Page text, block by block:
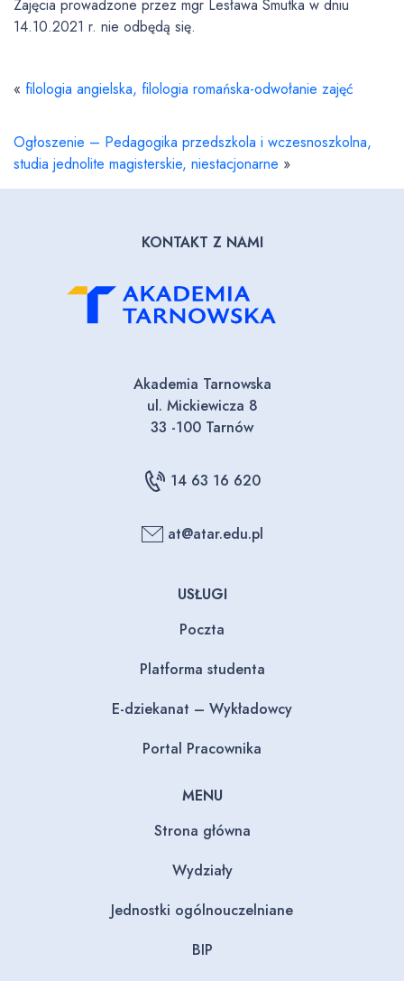
Zajęcia prowadzone przez mgr Lesława Smutka w dniu
14.10.2021 r. nie odbędą się.
« filologia angielska, filologia romańska-odwołanie zajęć
Ogłoszenie – Pedagogika przedszkola i wczesnoszkolna,
studia jednolite magisterskie, niestacjonarne »
KONTAKT Z NAMI
Akademia Tarnowska
ul. Mickiewicza 8
33 -100 Tarnów
14 63 16 620
at@atar.edu.pl
USŁUGI
Poczta
Platforma studenta
E-dziekanat – Wykładowcy
Portal Pracownika
MENU
Strona główna
Wydziały
Jednostki ogólnouczelniane
BIP